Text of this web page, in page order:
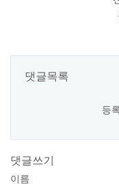
댓글목록
등
댓글쓰기
이름